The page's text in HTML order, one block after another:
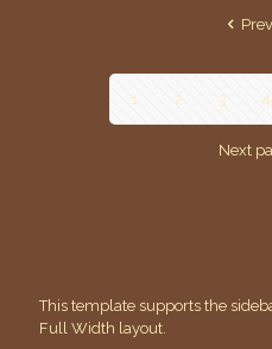
1 2 3 4
Next
This template supports the
Full Width layout.